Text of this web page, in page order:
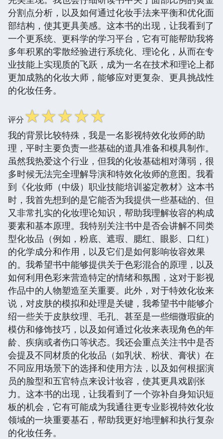
分割点分析，以及如何通过化妆手法来平衡和优化面
部结构，使其更具美感。这本书的出现，让我看到了
一个更系统、更科学的学习平台，它有可能帮助我将
多年积累的零散经验进行系统化、理论化，从而在专
业技能上实现质的飞跃，成为一名在技术和理论上都
更加成熟的化妆大师，能够应对更复杂、更具挑战性
的化妆任务。
评分☆☆☆☆☆
我的背景比较特殊，我是一名影视特效化妆师的助
理，平时主要负责一些基础的道具准备和模具制作。
虽然我热爱这个行业，但我的化妆基础相对薄弱，很
多时候无法完全理解导演和特效化妆师的意图。我看
到《化妆师（中级）职业技能培训鉴定教材》这本书
时，我首先想到的是它能否为我提供一些基础的、但
又非常扎实的化妆理论知识，帮助我理解妆容的构成
要素和基本原理。我特别关注书中是否会讲解不同类
型化妆品（例如，粉底、遮瑕、腮红、眼影、口红）
的化学成分和作用，以及它们是如何影响妆容效果
的。我希望书中能够提供关于色彩混合的原理，以及
如何利用色彩来营造特定的情绪和氛围，这对于影视
作品中的人物塑造至关重要。此外，对于特效化妆来
说，对皮肤的模拟和处理是关键，我希望书中能够介
绍一些关于皮肤纹理、毛孔、甚至是一些细微瑕疵的
模仿和修饰技巧，以及如何通过化妆来表现角色的年
龄、疾病或者伤口等状态。我还会重点关注书中是否
会提及不同材质的化妆品（如乳状、粉状、膏状）在
不同应用场景下的选择和使用方法，以及如何根据演
员的脸型和五官特点来设计妆容，使其更具戏剧张
力。这本书的出现，让我看到了一个弥补自身知识短
板的机会，它有可能成为我通往更专业影视特效化妆
领域的一块重要基石，帮助我更好地理解和执行复杂
的化妆任务。